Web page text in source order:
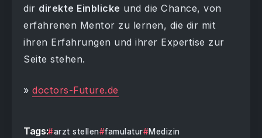
dir direkte Einblicke und die Chance, von
erfahrenen Mentor zu lernen, die dir mit
ihren Erfahrungen und ihrer Expertise zur
Seite stehen.
» doctors-Future.de
Tags: arzt stellen famulatur
Medizin